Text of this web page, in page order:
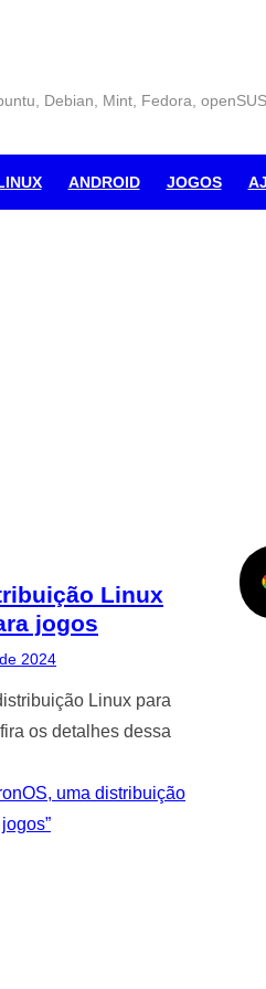
Debian, Mint, Fedora,
ANDROID JOGOS
Linux
jogos
2024
Linux para
os detalhes dessa
uma distribuição